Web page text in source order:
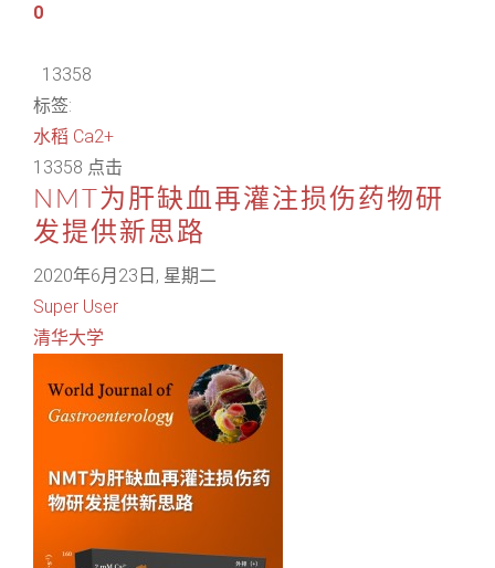
0
13358
标签:
水稻 Ca2+
13358 点击
NMT为肝缺血再灌注损伤药物研
发提供新思路
2020年6月23日, 星期二
Super User
清华大学